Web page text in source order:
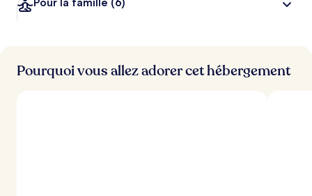
Pourquoi vous allez adorer cet hébergement